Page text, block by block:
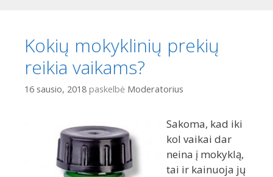
Kokių mokyklinių prekių
reikia vaikams?
16 sausio, 2018 paskelbė Moderatorius
Sakoma, kad iki
kol vaikai dar
neina į mokyklą,
tai ir kainuoja jų